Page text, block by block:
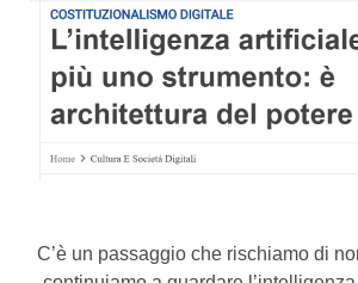
C’è un passaggio che rischiamo di